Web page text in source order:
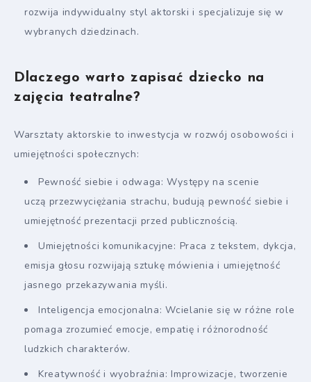
rozwija indywidualny styl aktorski i specjalizuje się w
wybranych dziedzinach.
Dlaczego warto zapisać dziecko na
zajęcia teatralne?
Warsztaty aktorskie to inwestycja w rozwój osobowości i
umiejętności społecznych:
Pewność siebie i odwaga: Występy na scenie
uczą przezwyciężania strachu, budują pewność siebie i
umiejętność prezentacji przed publicznością.
Umiejętności komunikacyjne: Praca z tekstem, dykcja,
emisja głosu rozwijają sztukę mówienia i umiejętność
jasnego przekazywania myśli.
Inteligencja emocjonalna: Wcielanie się w różne role
pomaga zrozumieć emocje, empatię i różnorodność
ludzkich charakterów.
Kreatywność i wyobraźnia: Improwizacje, tworzenie